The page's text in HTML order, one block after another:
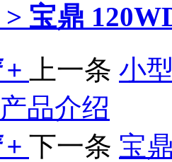
宝鼎
上一条 小
品介绍
下一条 宝